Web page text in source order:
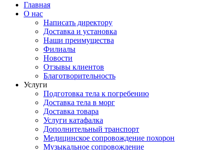
Главная
О нас
Написать директору
Доставка и установка
Наши преимущества
Филиалы
Новости
Отзывы клиентов
Благотворительность
Услуги
Подготовка тела к погребению
Доставка тела в морг
Доставка товара
Услуги катафалка
Дополнительный транспорт
Медицинское сопровождение похорон
Музыкальное сопровождение